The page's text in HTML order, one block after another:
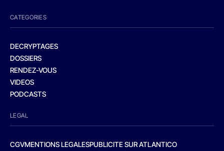
CATEGORIES
DECRYPTAGES
DOSSIERS
RENDEZ-VOUS
VIDEOS
PODCASTS
LEGAL
CGVMENTIONS LEGALESPUBLICITE SUR ATLANTICO